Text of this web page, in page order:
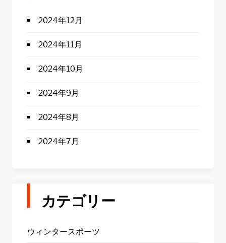
2024年12月
2024年11月
2024年10月
2024年9月
2024年8月
2024年7月
カテゴリー
ウィンタースポーツ